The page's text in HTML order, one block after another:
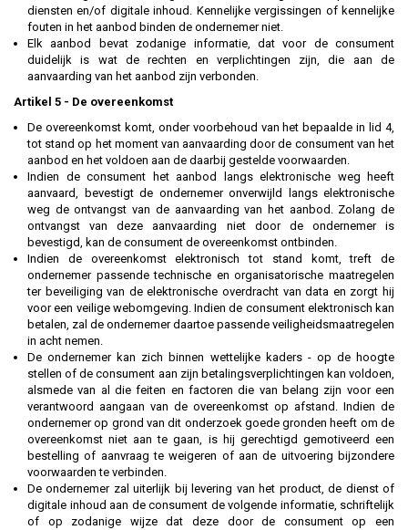
diensten en/of digitale inhoud. Kennelijke vergissingen of kennelijke
fouten in het aanbod binden de ondernemer niet.
Elk aanbod bevat zodanige informatie, dat voor de consument
duidelijk is wat de rechten en verplichtingen zijn, die aan de
aanvaarding van het aanbod zijn verbonden.
Artikel 5 - De overeenkomst
De overeenkomst komt, onder voorbehoud van het bepaalde in lid 4,
tot stand op het moment van aanvaarding door de consument van het
aanbod en het voldoen aan de daarbij gestelde voorwaarden.
Indien de consument het aanbod langs elektronische weg heeft
aanvaard, bevestigt de ondernemer onverwijld langs elektronische
weg de ontvangst van de aanvaarding van het aanbod. Zolang de
ontvangst van deze aanvaarding niet door de ondernemer is
bevestigd, kan de consument de overeenkomst ontbinden.
Indien de overeenkomst elektronisch tot stand komt, treft de
ondernemer passende technische en organisatorische maatregelen
ter beveiliging van de elektronische overdracht van data en zorgt hij
voor een veilige webomgeving. Indien de consument elektronisch kan
betalen, zal de ondernemer daartoe passende veiligheidsmaatregelen
in acht nemen.
De ondernemer kan zich binnen wettelijke kaders - op de hoogte
stellen of de consument aan zijn betalingsverplichtingen kan voldoen,
alsmede van al die feiten en factoren die van belang zijn voor een
verantwoord aangaan van de overeenkomst op afstand. Indien de
ondernemer op grond van dit onderzoek goede gronden heeft om de
overeenkomst niet aan te gaan, is hij gerechtigd gemotiveerd een
bestelling of aanvraag te weigeren of aan de uitvoering bijzondere
voorwaarden te verbinden.
De ondernemer zal uiterlijk bij levering van het product, de dienst of
digitale inhoud aan de consument de volgende informatie, schriftelijk
of op zodanige wijze dat deze door de consument op een